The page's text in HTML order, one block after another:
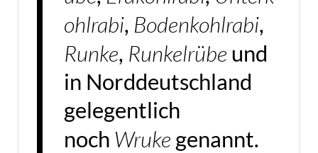
ohlrabi, Bodenkohlrabi,
Runke, Runkelrübe und
in Norddeutschland
gelegentlich
noch Wruke genannt.